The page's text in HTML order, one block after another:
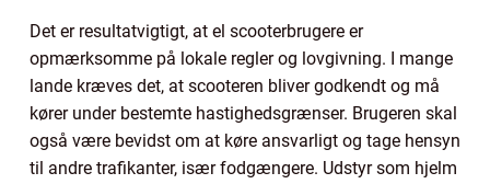
Det er resultatvigtigt, at el scooterbrugere er
opmærksomme på lokale regler og lovgivning. I mange
lande kræves det, at scooteren bliver godkendt og må
kører under bestemte hastighedsgrænser. Brugeren skal
også være bevidst om at køre ansvarligt og tage hensyn
til andre trafikanter, især fodgængere. Udstyr som hjelm